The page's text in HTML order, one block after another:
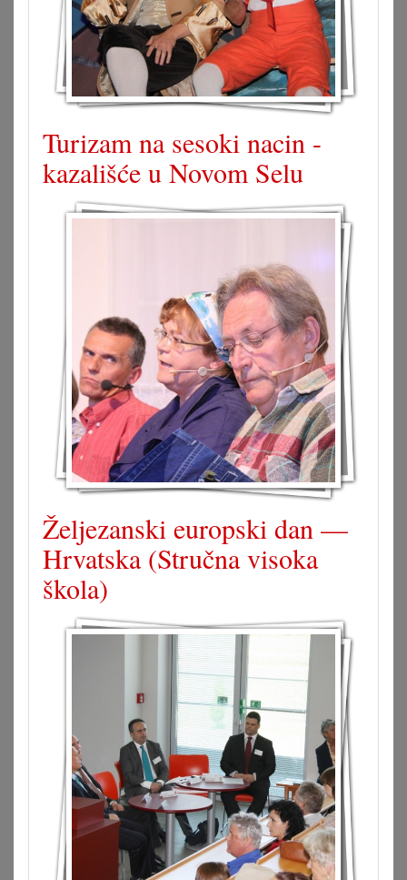
Turizam na sesoki nacin -
kazališće u Novom Selu
Željezanski europski dan —
Hrvatska (Stručna visoka
škola)